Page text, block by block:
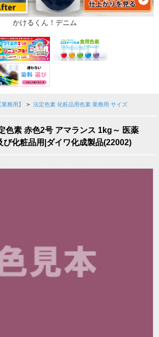
務用】 > 法定色素 化粧品用色素 業務用 サイズ
色素 赤色2号 アマランス 1kg～ 医薬
び化粧品用|ダイワ化成製品(22002)